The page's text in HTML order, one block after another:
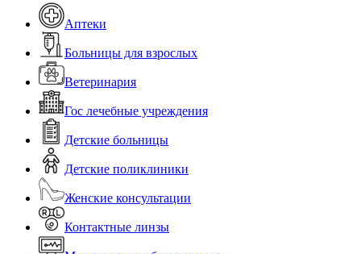
Аптеки
Больницы для взрослых
Ветеринария
Гос лечебные учреждения
Детские больницы
Детские поликлиники
Женские консультации
Контактные линзы